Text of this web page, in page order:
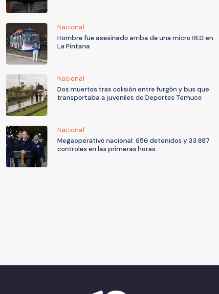
Nacional
Hombre fue asesinado arriba de una micro RED en
La Pintana
Nacional
Dos muertos tras colisión entre furgón y bus que
transportaba a juveniles de Deportes Temuco
Nacional
Megaoperativo nacional: 656 detenidos y 33.887
controles en las primeras horas